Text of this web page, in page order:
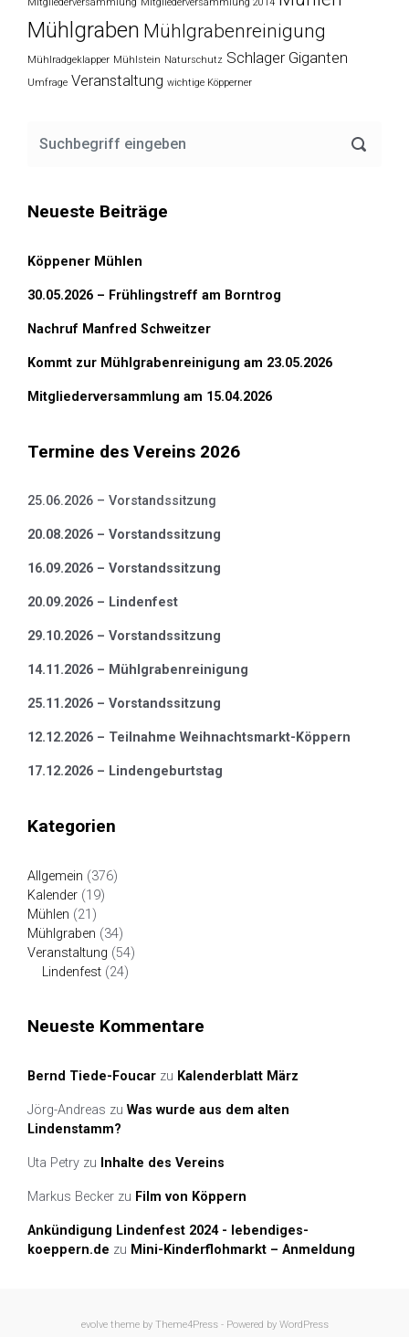
Mühlgraben Mühlgrabenreinigung
Mühlradgeklapper Mühlstein Naturschutz Schlager Giganten
Umfrage Veranstaltung wichtige Köpperner
Neueste Beiträge
Köppener Mühlen
30.05.2026 – Frühlingstreff am Borntrog
Nachruf Manfred Schweitzer
Kommt zur Mühlgrabenreinigung am 23.05.2026
Mitgliederversammlung am 15.04.2026
Termine des Vereins 2026
25.06.2026 – Vorstandssitzung
20.08.2026 – Vorstandssitzung
16.09.2026 – Vorstandssitzung
20.09.2026 – Lindenfest
29.10.2026 – Vorstandssitzung
14.11.2026 – Mühlgrabenreinigung
25.11.2026 – Vorstandssitzung
12.12.2026 – Teilnahme Weihnachtsmarkt-Köppern
17.12.2026 – Lindengeburtstag
Kategorien
Allgemein (376)
Kalender (19)
Mühlen (21)
Mühlgraben (34)
Veranstaltung (54)
Lindenfest (24)
Neueste Kommentare
Bernd Tiede-Foucar zu Kalenderblatt März
Jörg-Andreas zu Was wurde aus dem alten
Lindenstamm?
Uta Petry zu Inhalte des Vereins
Markus Becker zu Film von Köppern
Ankündigung Lindenfest 2024 - lebendiges-
koeppern.de zu Mini-Kinderflohmarkt – Anmeldung
evolvetheme by Theme4Press - Powered by WordPress